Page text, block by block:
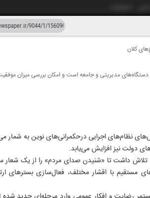
قدیمی
کلان
مدیریتی و جامعه است و امکان بررسی میزان
نظام‌های اجرایی درحکمرانی‌های نوین به شمار
دولت نیز افزایش می‌یابد.
داشت تا «شنیدن صدای مردم» را از یک شعار
مستقیم با اقشار مختلف، فعال‌سازی بسترهای